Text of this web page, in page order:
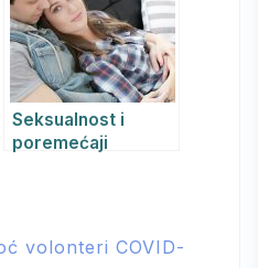
Seksualnost i
poremećaji
volonteri COVID-